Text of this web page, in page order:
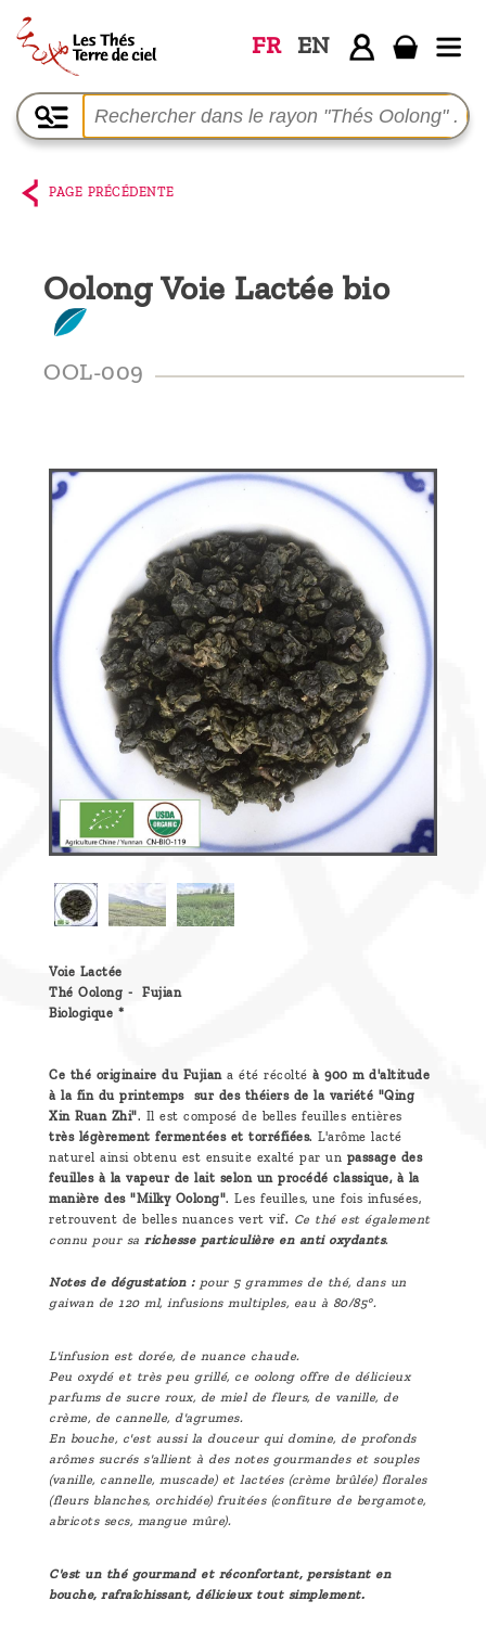
FR EN
Accueil
La
boutique
Parmi les
producteurs,
nous ?
Découvrir
Pu'Erh
Comment
infuser
votre thé
Contactez-
nous !
PAGE PRÉCÉDENTE
Oolong Voie Lactée bio
OOL-009
Voie Lactée
Thé Oolong - Fujian
Biologique *
Ce thé originaire du Fujian a été récolté à 900 m d'altitude
à la fin du printemps sur des théiers de la variété "Qing
Xin Ruan Zhi". Il est composé de belles feuilles entières
très légèrement fermentées et torréfiées. L'arôme lacté
naturel ainsi obtenu est ensuite exalté par un passage des
feuilles à la vapeur de lait selon un procédé classique, à la
manière des "Milky Oolong". Les feuilles, une fois infusées,
retrouvent de belles nuances vert vif. Ce thé est également
connu pour sa richesse particulière en anti oxydants.
Notes de dégustation : pour 5 grammes de thé, dans un
gaiwan de 120 ml, infusions multiples, eau à 80/85°.
L'infusion est dorée, de nuance chaude.
Peu oxydé et très peu grillé, ce oolong offre de délicieux
parfums de sucre roux, de miel de fleurs, de vanille, de
crème, de cannelle, d'agrumes.
En bouche, c'est aussi la douceur qui domine, de profonds
arômes sucrés s'allient à des notes gourmandes et souples
(vanille, cannelle, muscade) et lactées (crème brûlée) florales
(fleurs blanches, orchidée) fruitées (confiture de bergamote,
abricots secs, mangue mûre).
C'est un thé gourmand et réconfortant, persistant en
bouche, rafraîchissant, délicieux tout simplement.